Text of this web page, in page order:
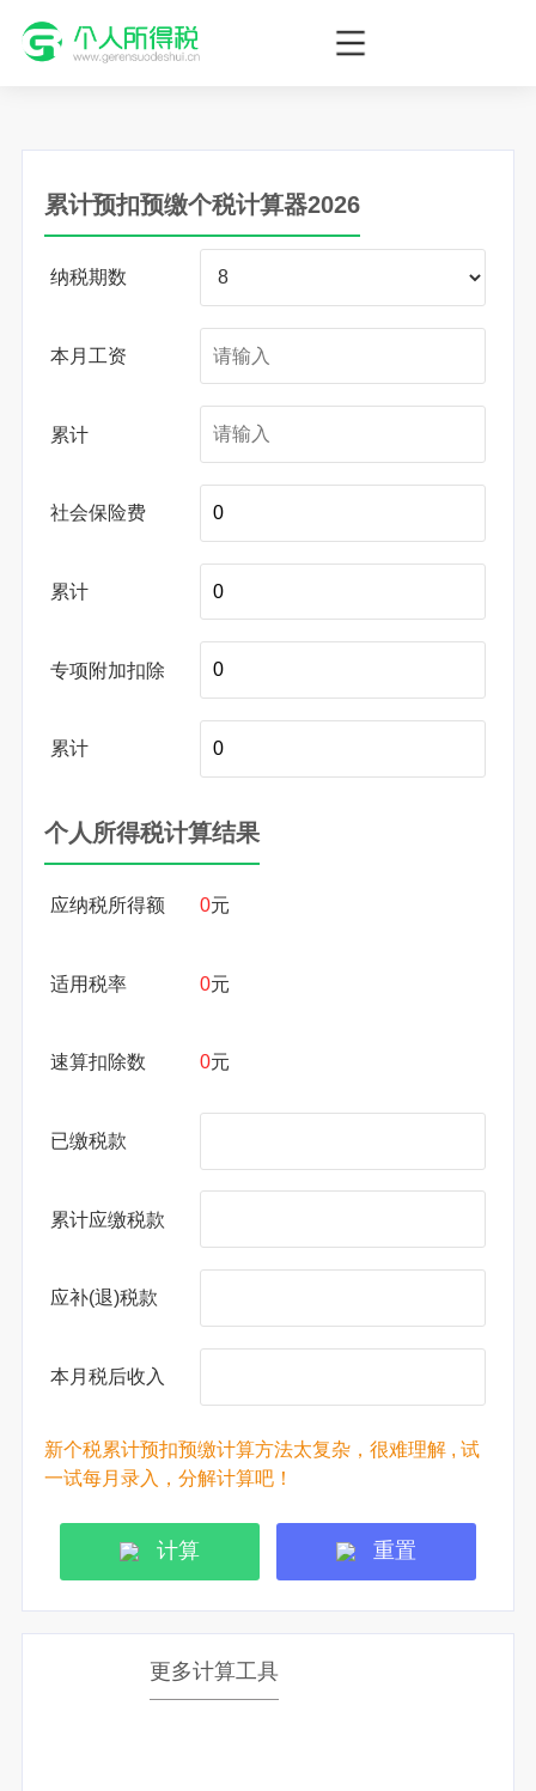
个人所得税网，最新个税资讯平台，您的个税管理专家！
累计预扣预缴个税计算器2026
纳税期数
本月工资
累计
社会保险费
累计
专项附加扣除
累计
个人所得税计算结果
应纳税所得额 0元
适用税率 0元
速算扣除数 0元
已缴税款
累计应缴税款
应补(退)税款
本月税后收入
新个税累计预扣预缴计算方法太复杂，很难理解 , 试
一试每月录入，分解计算吧！
计算 重置
更多计算工具